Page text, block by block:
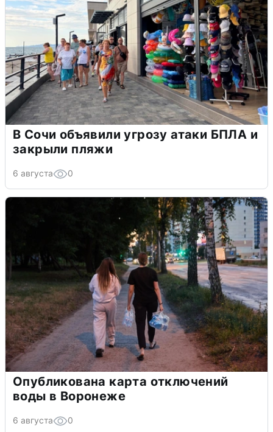
В Сочи объявили угрозу атаки БПЛА и
закрыли пляжи
6 августа 0
Опубликована карта отключений
воды в Воронеже
6 августа 0